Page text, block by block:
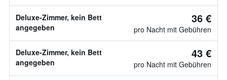
Deluxe-Zimmer, kein Bett
angegeben
36 €
pro Nacht mit Gebühren
Deluxe-Zimmer, kein Bett
angegeben
43 €
pro Nacht mit Gebühren